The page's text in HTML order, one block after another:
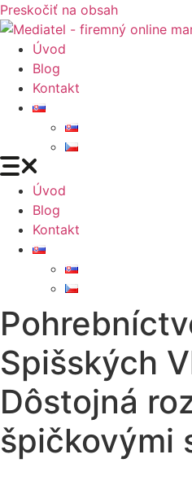
Preskočiť na obsah
Úvod
Blog
Kontakt
Úvod
Blog
Kontakt
Spišských
Dôstojná
špičkovými